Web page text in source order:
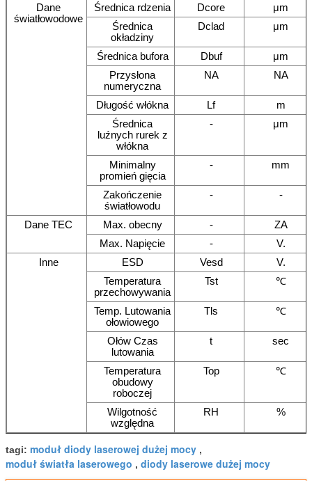
Dane
światłowodowe
Średnica rdzenia Dcore
μm
Średnica
okładziny
Dclad μm
Średnica bufora Dbuf
μm
Przysłona
numeryczna
NA NA
Długość włókna Lf
m
Średnica
luźnych rurek z
włókna
- μm
Minimalny
promień gięcia
- mm
Zakończenie
światłowodu
- -
Dane TEC Max. obecny -
ZA
Max. Napięcie
-
V.
Inne
ESD Vesd
V.
Temperatura
przechowywania
Tst ℃
Temp. Lutowania
ołowiowego
Tls ℃
Ołów Czas
lutowania
t sec
Temperatura
obudowy
roboczej
Top ℃
Wilgotność
względna
RH %
tagi: moduł diody laserowej dużej mocy ,
moduł światła laserowego , diody laserowe dużej mocy